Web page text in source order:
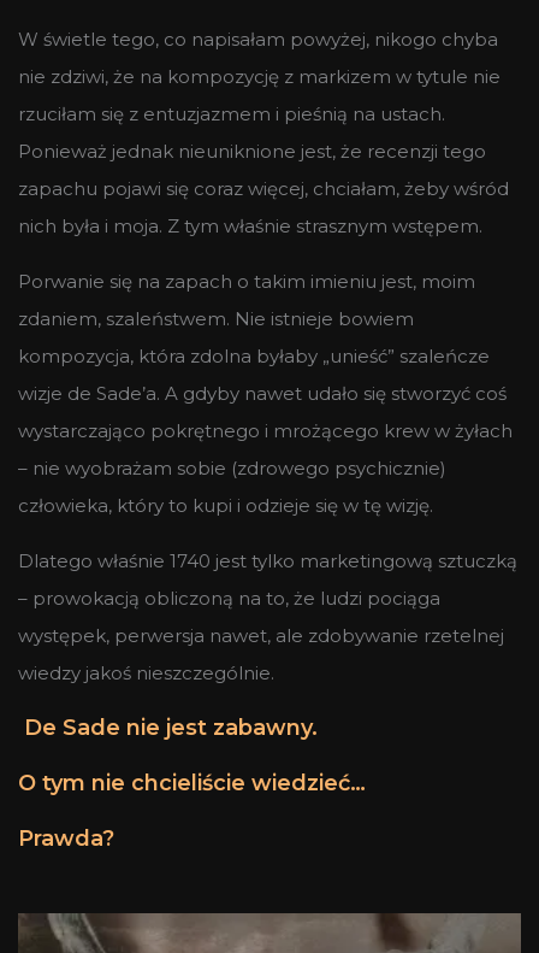
W świetle tego, co napisałam powyżej, nikogo chyba
nie zdziwi, że na kompozycję z markizem w tytule nie
rzuciłam się z entuzjazmem i pieśnią na ustach.
Ponieważ jednak nieuniknione jest, że recenzji tego
zapachu pojawi się coraz więcej, chciałam, żeby wśród
nich była i moja. Z tym właśnie strasznym wstępem.
Porwanie się na zapach o takim imieniu jest, moim
zdaniem, szaleństwem. Nie istnieje bowiem
kompozycja, która zdolna byłaby „unieść” szaleńcze
wizje de Sade’a. A gdyby nawet udało się stworzyć coś
wystarczająco pokrętnego i mrożącego krew w żyłach
– nie wyobrażam sobie (zdrowego psychicznie)
człowieka, który to kupi i odzieje się w tę wizję.
Dlatego właśnie 1740 jest tylko marketingową sztuczką
– prowokacją obliczoną na to, że ludzi pociąga
występek, perwersja nawet, ale zdobywanie rzetelnej
wiedzy jakoś nieszczególnie.
De Sade nie jest zabawny.
O tym nie chcieliście wiedzieć…
Prawda?